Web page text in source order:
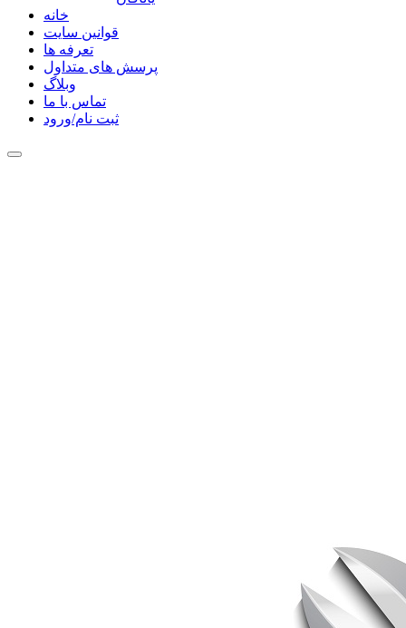
خانه
قوانین سایت
تعرفه ها
پرسش های متداول
وبلاگ
تماس با ما
ثبت نام/ورود